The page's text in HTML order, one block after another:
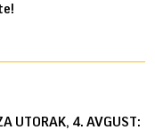
UTORAK, 4. AVGUST: